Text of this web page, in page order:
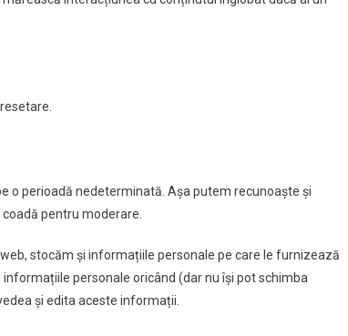
o perioadă nedeterminată. Așa putem recunoaște și
pentru moderare.
stocăm și informațiile personale pe care le furnizează
personale oricând (dar nu își pot schimba
și edita aceste informații.